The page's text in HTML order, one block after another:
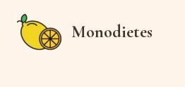
contenu
Monodietes